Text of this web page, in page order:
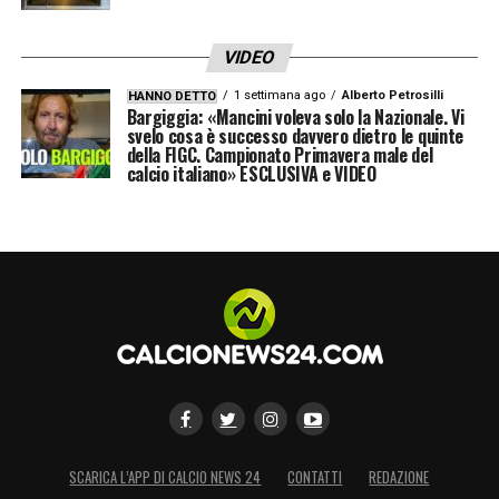
20 un pilastro della mediana, sia per qualità
tecnica che per personalità. Una sua
cessione a stagione in corso costringerebbe
il club a intervenire sul mercato, operazione
complessa e rischiosa.
trasferimento, ma l’ultima parola spetterà
all’Inter. Gennaio si preannuncia un mese
VIDEO
HANNO DETTO 1 settimana ago Alberto Petrosilli
Bargiggia: «Mancini voleva solo la Nazionale. Vi
svelo cosa è successo davvero dietro le quinte
della FIGC. Campionato Primavera male del
calcio italiano» ESCLUSIVA e VIDEO
SCARICA L’APP DI CALCIO NEWS 24 CONTATTI
REDAZIONE